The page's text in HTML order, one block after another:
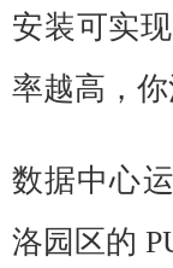
安装可实
率越高，你
数据中心
洛园区的